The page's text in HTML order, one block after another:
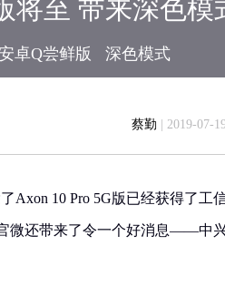
将至 带来深色模
卓Q尝鲜版 深色模式
蔡勤 | 2019-07-
10 Pro 5G版已经获得了工
微还带来了令一个好消息——中